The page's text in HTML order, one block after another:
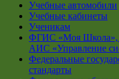
Учебные автомобили
Учебные кабинеты
Ученикам
ФГИС «Моя Школа»,
АИС «Управление
Федеральные
стандарты